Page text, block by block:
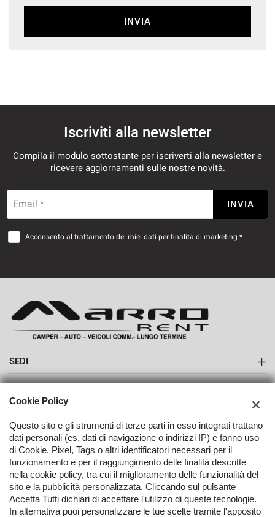
INVIA
Iscriviti alla newsletter
Compila il modulo sottostante per iscriverti alla newsletter e
ricevere aggiornamenti sulle nostre novità.
Email * INVIA
Acconsento al trattamento dei miei dati per finalità di marketing *
SEDI
Sede di Boves
AZIENDA
TORNA IN CIMA
Copyright © 2026 Marro Automobili Srl - P.IVA 03096250042 -Leggi
Cookie Policy
Questo sito e gli strumenti di terze parti in esso integrati trattano
dati personali (es. dati di navigazione o indirizzi IP) e fanno uso
di Cookie, Pixel, Tags o altri identificatori necessari per il
funzionamento e per il raggiungimento delle finalità descritte
nella cookie policy, tra cui il miglioramento delle funzionalità del
sito e la pubblicità personalizzata. Cliccando sul pulsante
Accetta Tutti dichiari di accettare l'utilizzo di queste tecnologie.
In alternativa puoi personalizzare le tue scelte tramite l'apposito